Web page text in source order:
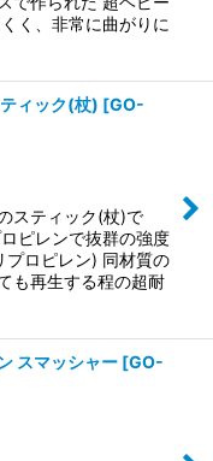
く、非常に曲がりに
ィック(杖) [GO-
スティック(杖)で
ピレンで抜群の強度
プロピレン) 同材質の
も再生する程の超耐
スマッシャー [GO-